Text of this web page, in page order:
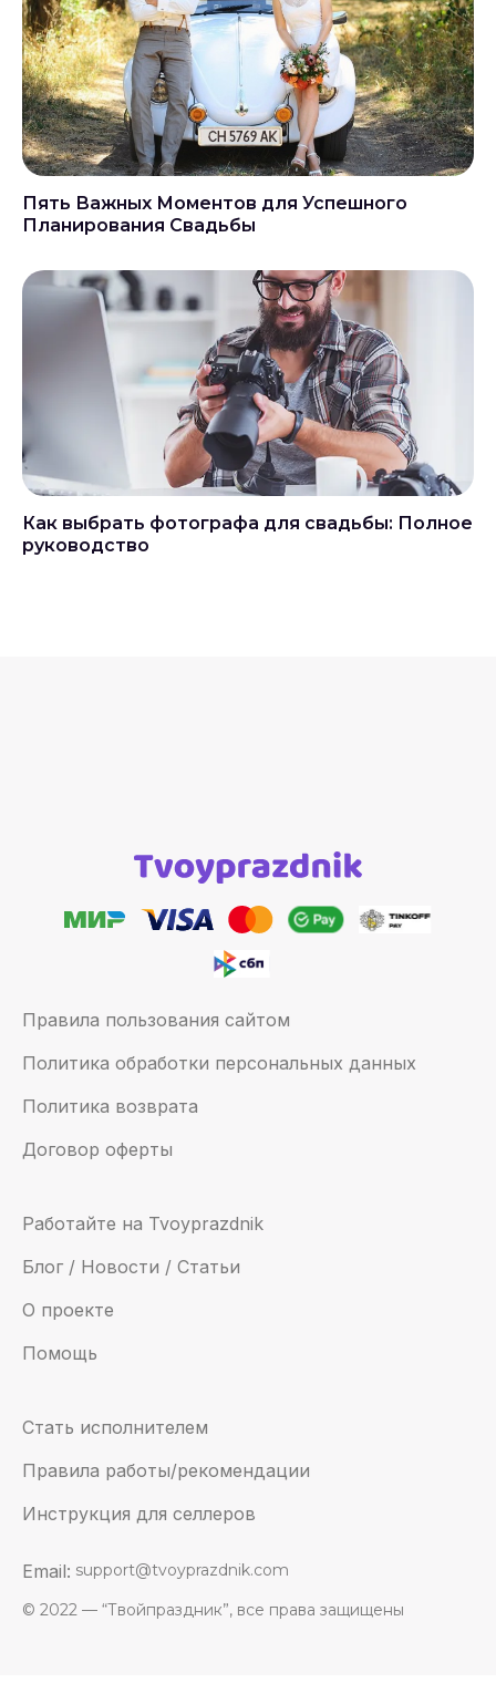
Пять Важных Моментов для Успешного
Планирования Свадьбы
Как выбрать фотографа для свадьбы: Полное
руководство
Правила пользования сайтом
Политика обработки персональных данных
Политика возврата
Договор оферты
Работайте на Tvoyprazdnik
Блог / Новости / Статьи
О проекте
Помощь
Стать исполнителем
Правила работы/рекомендации
Инструкция для селлеров
Email: support@tvoyprazdnik.com
© 2022 — “Твойпраздник”, все права защищены